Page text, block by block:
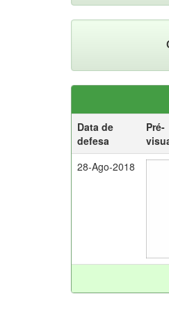
Data de
defesa
Pré-
28-Ago-2018